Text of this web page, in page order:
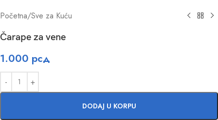
Početna/Sve za Kuću
Čarape za vene
1.000 рсд
DODAJ U KORPU